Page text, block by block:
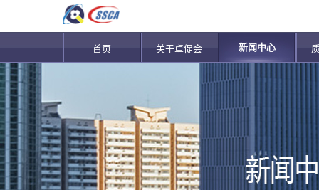
首页 关于卓促会 新闻中心